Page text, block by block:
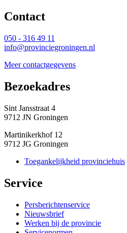
Contact
050 - 316 49 11
info@provinciegroningen.nl
Meer contactgegevens
Bezoekadres
Sint Jansstraat 4
9712 JN Groningen
Martinikerkhof 12
9712 JG Groningen
Toegankelijkheid provinciehuis
Service
Persberichtenservice
Nieuwsbrief
Werken bij de provincie